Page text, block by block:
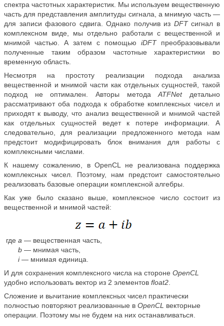
спектра частотных характеристик. Мы используем вещественную
часть для представления амплитуды сигнала, а мнимую часть —
для записи фазового сдвига. Однако получив из DFTсигнал в
комплексном виде, мы отдельно работали с вещественной и
мнимой частью. А затем с помощью iDFT преобразовывали
полученные таким образом частотные характеристики во
временную область.
Несмотря на простоту реализации подхода анализа
вещественной и мнимой части как отдельных сущностей, такой
подход не оптимален. Авторы методаATFNetдетально
рассматривают оба подхода к обработке комплексных чисел и
приходят к выводу, что анализ вещественной и мнимой частей
как отдельных сущностей ведет к потере информации. А
следовательно, для реализации предложенного метода нам
предстоит модифицировать блок внимания для работы с
комплексными числами.
К нашему сожалению, в OpenCL не реализована поддержка
комплексных чисел. Поэтому, нам предстоит самостоятельно
реализовать базовые операции комплексной алгебры.
Как уже было сказано выше, комплексное число состоит из
вещественной и мнимой частей:
где a — вещественная часть,
b — мнимая часть,
i— мнимая единица.
И для сохранения комплексного числа на стороне OpenCL
удобно использовать вектор из 2 элементов float2.
Сложение и вычитание комплексных чисел практически
полностью повторяют реализованные в OpenCL векторные
операции. Поэтому мы не будем на них останавливаться.